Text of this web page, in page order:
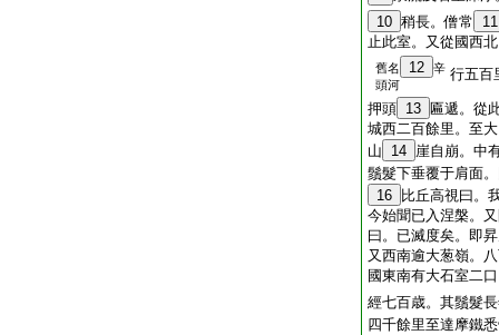
10 稍長。僧常
11
止此室。又從國西
舊名 12
辛
頭河
行五百
押頭 13 匾遞。從
城西二百餘里。至
山
14 崖自崩。中
鬚髮下垂覆于肩面
16
比丘高視曰。
今始聞已入涅槃。
曰。已滅度矣。即
又西南逾大葱嶺。
國東南有大石室二
經七百歳。其鬚髮
四千餘里至達摩鐵